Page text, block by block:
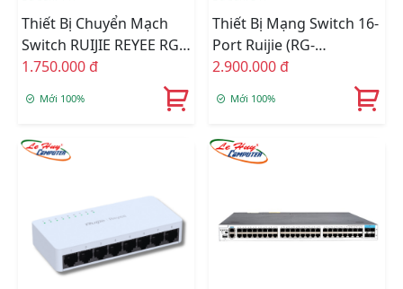
Thiết Bị Chuyển Mạch
Switch RUIJIE REYEE RG-
EG105G V3
1.750.000 đ
Mới 100%
Thiết Bị Mạng Switch 16-
Port Ruijie (RG-
ES118FGS-LP)
2.900.000 đ
Mới 100%